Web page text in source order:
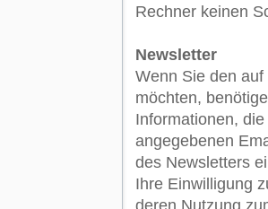
Rechner keinen
Newsletter
Wenn Sie den
möchten,
Informationen,
angegebenen
des Newsletters
Ihre Einwilligung
deren Nutzung